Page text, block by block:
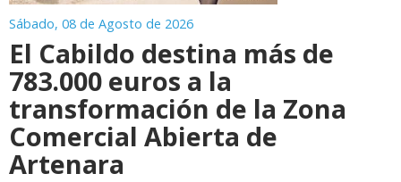
Sábado, 08 de Agosto de 2026
El Cabildo destina más de
783.000 euros a la
transformación de la Zona
Comercial Abierta de
Artenara